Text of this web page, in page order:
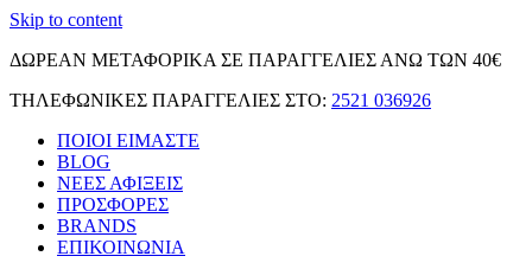
Skip to content
ΔΩΡΕΑΝ ΜΕΤΑΦΟΡΙΚΑ ΣΕ ΠΑΡΑΓΓΕΛΙΕΣ ΑΝΩ ΤΩΝ 40€
ΤΗΛΕΦΩΝΙΚΕΣ ΠΑΡΑΓΓΕΛΙΕΣ ΣΤΟ: 2521 036926
ΠΟΙΟΙ ΕΙΜΑΣΤΕ
BLOG
ΝΕΕΣ ΑΦΙΞΕΙΣ
ΠΡΟΣΦΟΡΕΣ
BRANDS
ΕΠΙΚΟΙΝΩΝΙΑ